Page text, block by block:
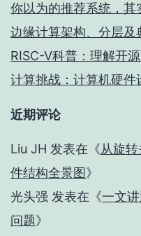
你以为的推荐系统，其
边缘计算架构、分层及
RISC-V科普：理解开
计算挑战：计算机硬件
近期评论
Liu JH 发表在《从旋
件结构全景图》
光头强 发表在《一文
问题》